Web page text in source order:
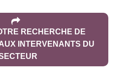
RECHERCHE DE
INTERVENANTS DU